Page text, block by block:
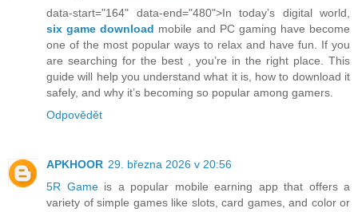
data-start="164" data-end="480">In today’s digital world,
six game download mobile and PC gaming have become
one of the most popular ways to relax and have fun. If you
are searching for the best , you’re in the right place. This
guide will help you understand what it is, how to download it
safely, and why it’s becoming so popular among gamers.
Odpovědět
APKHOOR 29. března 2026 v 20:56
5R Game is a popular mobile earning app that offers a
variety of simple games like slots, card games, and color or